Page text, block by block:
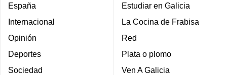
España
Internacional
Opinión
Deportes
Sociedad
Estudiar en Galicia
La Cocina de Frabisa
Red
Plata o plomo
Ven A Galicia